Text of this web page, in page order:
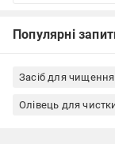
Популярні
Засіб для
Олівець для